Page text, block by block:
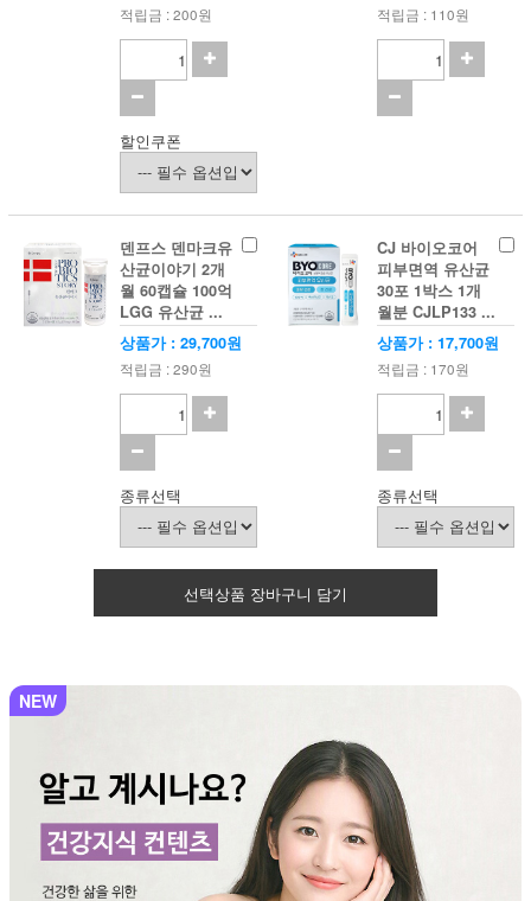
적립금 : 200원
할인쿠폰
적립금 : 110원
덴프스 덴마크유
산균이야기 2개
월 60캡슐 100억
LGG 유산균 ...
상품가 : 29,700원
적립금 : 290원
종류선택
CJ 바이오코어
피부면역 유산균
30포 1박스 1개
월분 CJLP133 ...
상품가 : 17,700원
적립금 : 170원
종류선택
선택상품 장바구니 담기
NEW